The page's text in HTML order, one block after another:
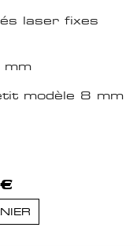
laser fixes
mm
modèle 8 mm